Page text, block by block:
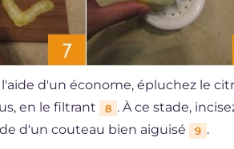
d'un économe, épluchez le
en le filtrant
8 . À ce stade,
d'un couteau bien aiguisé
9 .